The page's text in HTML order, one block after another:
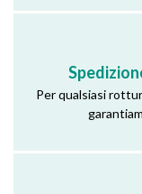
Per qualsiasi